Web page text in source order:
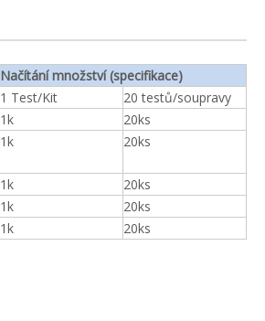
Načítání množství (specifikace)
1 Test/Kit
20 testů/soupravy
1k
20ks
1k 20ks
1k
20ks
1k
20ks
1k 20ks